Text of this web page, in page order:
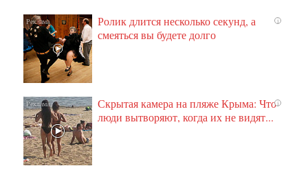
i
Ролик длится несколько секунд, а
смеяться вы будете долго
i
Скрытая камера на пляже Крыма: Что
люди вытворяют, когда их не видят...